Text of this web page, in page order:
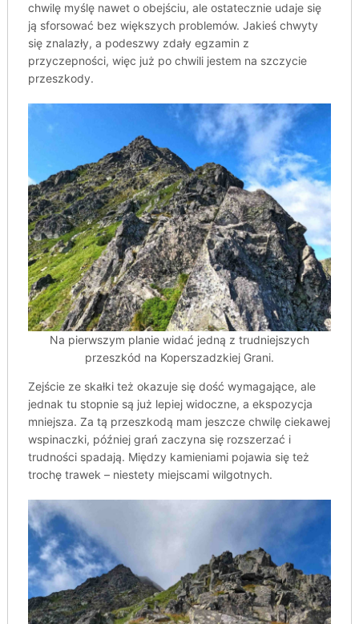
chwilę myślę nawet o obejściu, ale ostatecznie udaje się
ją sforsować bez większych problemów. Jakieś chwyty
się znalazły, a podeszwy zdały egzamin z
przyczepności, więc już po chwili jestem na szczycie
przeszkody.
Na pierwszym planie widać jedną z trudniejszych
przeszkód na Koperszadzkiej Grani.
Zejście ze skałki też okazuje się dość wymagające, ale
jednak tu stopnie są już lepiej widoczne, a ekspozycja
mniejsza. Za tą przeszkodą mam jeszcze chwilę ciekawej
wspinaczki, później grań zaczyna się rozszerzać i
trudności spadają. Między kamieniami pojawia się też
trochę trawek – niestety miejscami wilgotnych.